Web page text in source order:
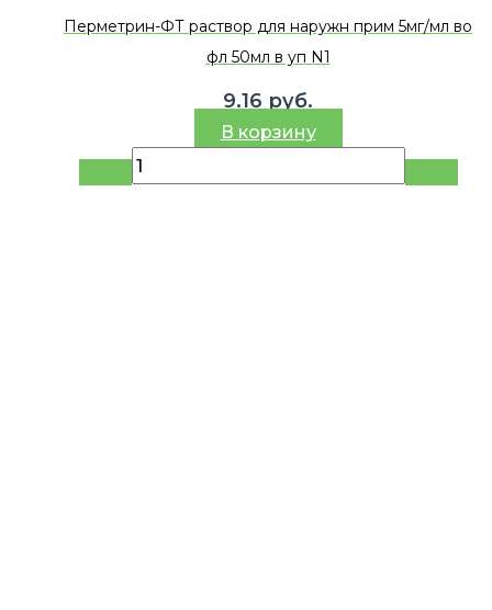
Перметрин-ФТ раствор для наружн прим 5мг/мл во
фл 50мл в уп N1
9.16 руб.
В корзину